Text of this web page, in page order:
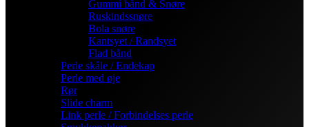
Gummi bånd & Snøre
Ruskindssnøre
Bola snøre
Kantsyet / Randsyet
Flad bånd
Perle skåle / Endekap
Perle med øje
Rør
Slide charm
Link perle / Forbindelses perle